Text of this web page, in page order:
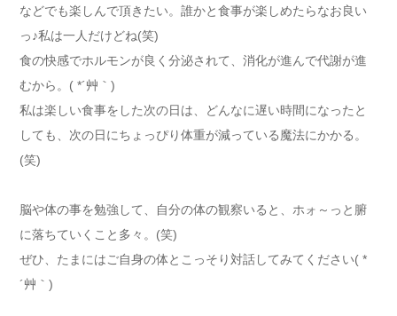
などでも楽しんで頂きたい。誰かと食事が楽しめたらなお良い
っ♪私は一人だけどね(笑)
食の快感でホルモンが良く分泌されて、消化が進んで代謝が進
むから。( *´艸｀)
私は楽しい食事をした次の日は、どんなに遅い時間になったと
しても、次の日にちょっぴり体重が減っている魔法にかかる。
(笑)
脳や体の事を勉強して、自分の体の観察いると、ホォ～っと腑
に落ちていくこと多々。(笑)
ぜひ、たまにはご自身の体とこっそり対話してみてください( *
´艸｀)